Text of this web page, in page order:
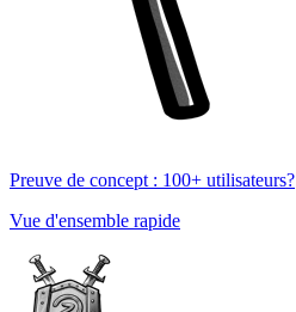
Preuve de concept : 100+ utilisateurs?
Vue d'ensemble rapide